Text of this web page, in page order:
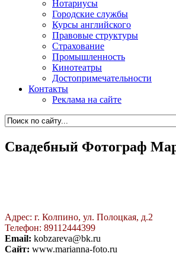
Нотариусы
Городские службы
Курсы английского
Правовые структуры
Страхование
Промышленность
Кинотеатры
Достопримечательности
Контакты
Реклама на сайте
Свадебный Фотограф
Адрес: г. Колпино, ул. Полоцкая, д.2
Телефон: 89112444399
Email: kobzareva@bk.ru
Сайт: www.marianna-foto.ru